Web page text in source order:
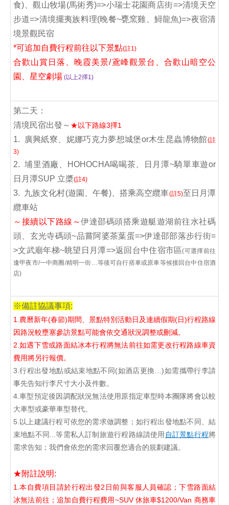
食)、觀山牧場(馬術秀)=>小瑞士花園商店街=>清境天空
步道=>清境擺夷族料理(晚餐~甕窯雞、鱘龍魚)=>夜宿清
境景觀民宿
*可追加自費行程前往以下景點(註1)
合歡山賞日落、晚霞美景/鳶峰觀景台、合歡山暗空公
園、星空劇場 (以上2擇1)
第二天：
清境民宿出發～ ★以下路線3擇1
1. 廣興紙寮、妮娜巧克力夢想城堡or木生昆蟲博物館(註
3)
2. 埔里酒廠、HOHOCHA喝喝茶、日月潭~騎單車遊or
日月潭SUP 立槳(註4)
3. 九族文化村(遊園、午餐)、搭乘高空纜車(註5)至日月潭
纜車站
～接續以下路線～伊達邵碼頭搭乘遊艇遊湖前往水社碼
頭、玄光寺碼頭~品嘗阿婆茶葉蛋=>伊達邵部落步行街=
>文武廟年梯~眺望日月潭=>返回台中住宿市區(可選擇前往
逢甲夜市/一中商圈/精明一街…等後可自行搭車或原車等候接回台中住宿酒
店)
※備註協議事項:
1.農曆新年(春節)期間、景點特別活動日及連續假期(日)行程路線
因路況較壅塞參訪景點可能會依交通狀況調整或刪減。
2.如遇下雪或路面結冰本行程將無法前往如需更改行程路線車資
費用將另行報價。
3.行程出發地點或結束地點不同(如酒店更換…)如需攜帶行李請
事先告知行李尺寸大小及件數。
4.車型預定後因調配狀況無法使用原指定車型時本團隊將會以較
大車型或豪華車型替代。
5.以上建議行程可依您的需求做調整；如行程出發地點不同、結
束地點不同...等需私人訂制旅遊行程路線請使用 自訂景點行程將
需求告知；我們會依您的需求回覆您適合的規劃建議。
★附註說明:
1.本自費項目請於行程出發2日前與客服人員確認；下雪路面結
冰無法前往；追加自費行程費用~SUV 休旅車$1200/Van 商務車